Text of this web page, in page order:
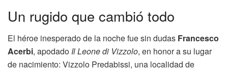
Un rugido que cambió todo
El héroe inesperado de la noche fue sin dudas Francesco
Acerbi, apodado Il Leone di Vizzolo, en honor a su lugar
de nacimiento: Vizzolo Predabissi, una localidad de